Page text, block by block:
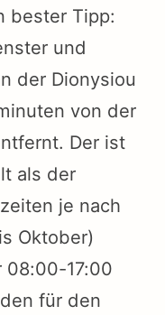
bester Tipp:
und
der Dionysiou
von der
Der ist
als der
je nach
Oktober)
08:00-17:00
für den